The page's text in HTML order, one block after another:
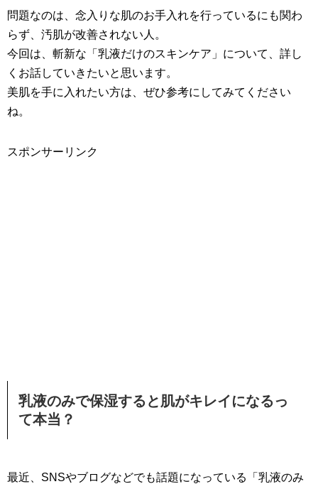
問題なのは、念入りな肌のお手入れを行っているにも関わ
らず、汚肌が改善されない人。
今回は、斬新な「乳液だけのスキンケア」について、詳し
くお話していきたいと思います。
美肌を手に入れたい方は、ぜひ参考にしてみてください
ね。
スポンサーリンク
乳液のみで保湿すると肌がキレイになるっ
て本当？
最近、SNSやブログなどでも話題になっている「乳液のみ